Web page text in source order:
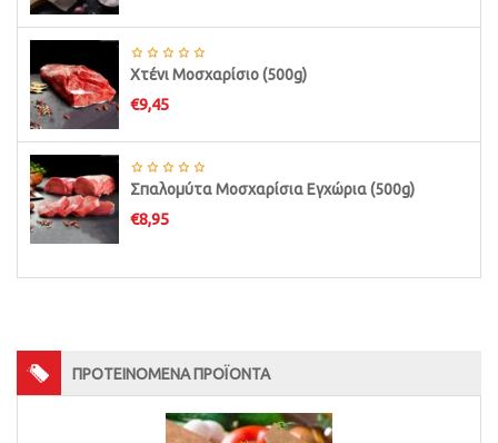
Χτένι Μοσχαρίσιο (500g)
€9,45
Σπαλομύτα Μοσχαρίσια Εγχώρια (500g)
€8,95
ΠΡΟΤΕΙΝΟΜΕΝΑ ΠΡΟΪΟΝΤΑ